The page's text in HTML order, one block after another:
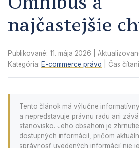
najčastejšie
Publikované: 11. mája 2026 |
Kategória: E-commerce právo | Čas
Tento článok má výlučne
a nepredstavuje právnu radu ani
stanovisko. Jeho obsahom je
dostupných informácií, pričom
správnosť uvedených informácií nie